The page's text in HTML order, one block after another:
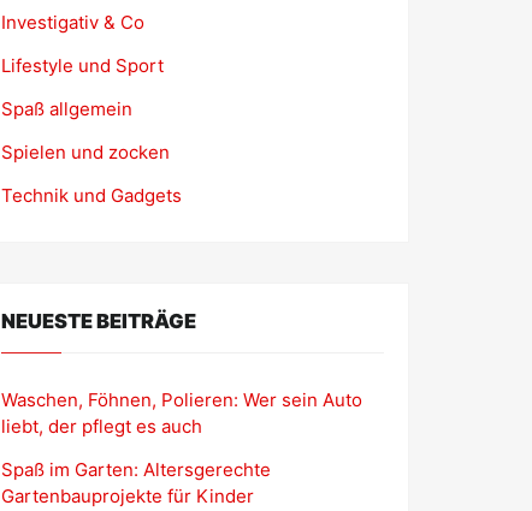
Investigativ & Co
Lifestyle und Sport
Spaß allgemein
Spielen und zocken
Technik und Gadgets
NEUESTE BEITRÄGE
Waschen, Föhnen, Polieren: Wer sein Auto
liebt, der pflegt es auch
Spaß im Garten: Altersgerechte
Gartenbauprojekte für Kinder